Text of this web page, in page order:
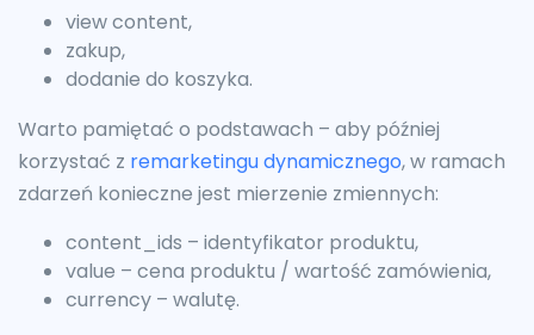
view content,
zakup,
dodanie do koszyka.
Warto pamiętać o podstawach – aby później
korzystać z remarketingu dynamicznego, w ramach
zdarzeń konieczne jest mierzenie zmiennych:
content_ids – identyfikator produktu,
value – cena produktu / wartość zamówienia,
currency – walutę.